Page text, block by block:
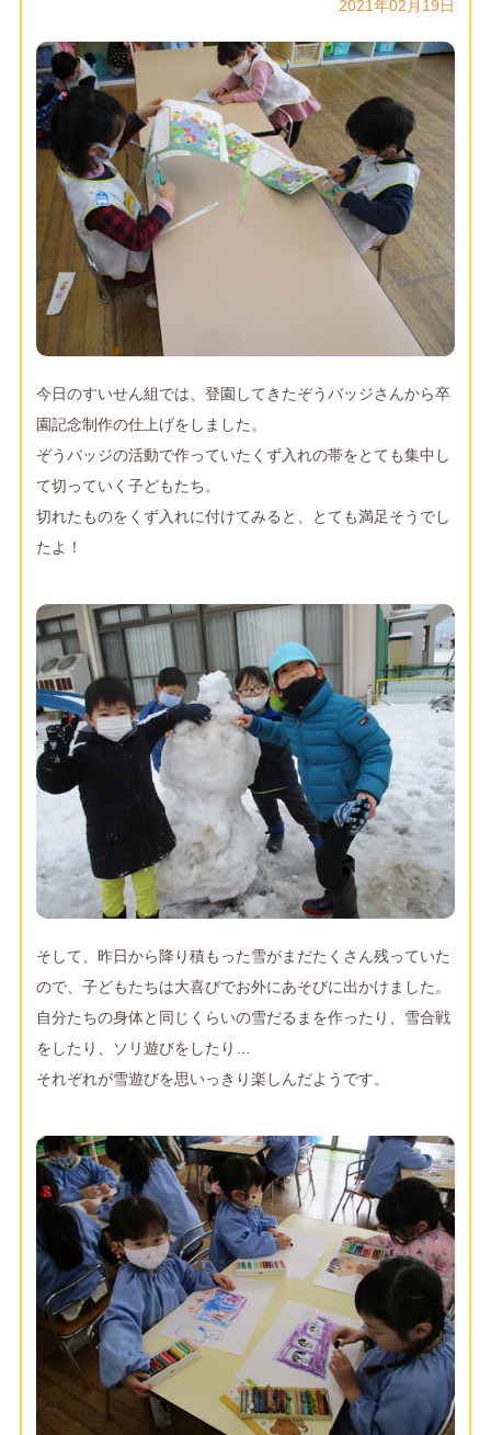
2021年02月19日
今日のすいせん組では、登園してきたぞうバッジさんから卒
園記念制作の仕上げをしました。
ぞうバッジの活動で作っていたくず入れの帯をとても集中し
て切っていく子どもたち。
切れたものをくず入れに付けてみると、とても満足そうでし
たよ！
そして、昨日から降り積もった雪がまだたくさん残っていた
ので、子どもたちは大喜びでお外にあそびに出かけました。
自分たちの身体と同じくらいの雪だるまを作ったり、雪合戦
をしたり、ソリ遊びをしたり…
それぞれが雪遊びを思いっきり楽しんだようです。